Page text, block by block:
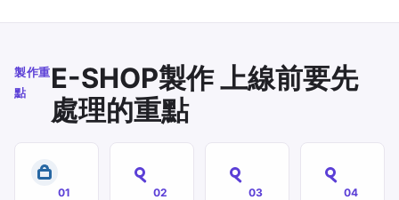
製作重
點
E-SHOP製作 上線前要先
處理的重點
01 02 03 04